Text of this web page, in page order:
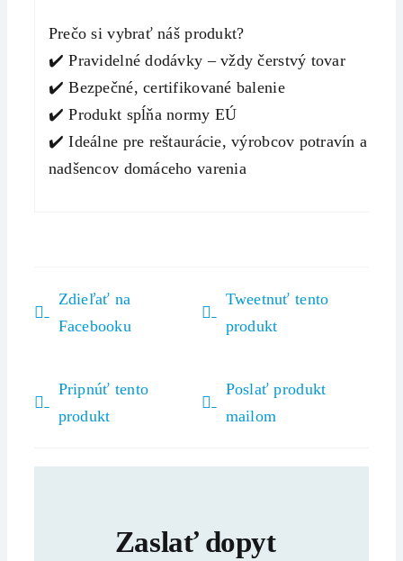
Prečo si vybrať náš produkt?
✔️ Pravidelné dodávky – vždy čerstvý tovar
✔️ Bezpečné, certifikované balenie
✔️ Produkt spĺňa normy EÚ
✔️ Ideálne pre reštaurácie, výrobcov potravín a
nadšencov domáceho varenia
Zdieľať na
Facebooku
Tweetnuť tento
produkt
Pripnúť tento
produkt
Poslať produkt
mailom
Zaslať dopyt